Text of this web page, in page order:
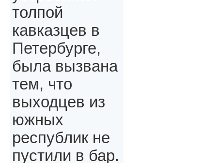
толпой
кавказцев в
Петербурге,
была вызвана
тем, что
выходцев из
южных
республик не
пустили в бар.